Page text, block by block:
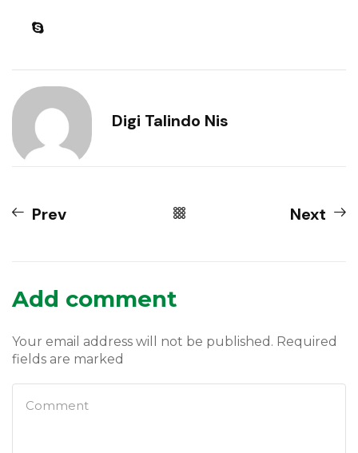
Digi Talindo Nis
Prev Next
Add comment
Your email address will not be published. Required
fields are marked